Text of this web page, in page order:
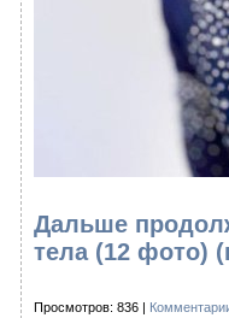
Дальше
тела (12 фото)
Просмотров: 836 |